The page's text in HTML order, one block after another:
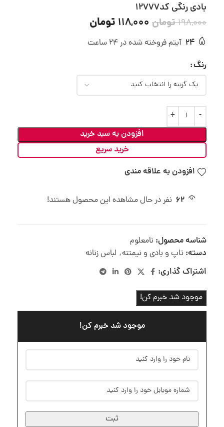
بادی رنگی کد12777
198,000تومان 118,000 تومان
24 آیتم فروخته شده در 24 ساعت
رنگ
افزودن به سبد خرید
خرید سریع
افزودن به علاقه مندی
62 نفر در حال مشاهده این محصول هستند!
شناسه محصول: نامعلوم
دسته: تاپ و بادی و نیمتنه, لباس زنانه
اشتراک گذاری:
موجود شد خبرم کن!
موجود شد خبرم کن!
ثبت